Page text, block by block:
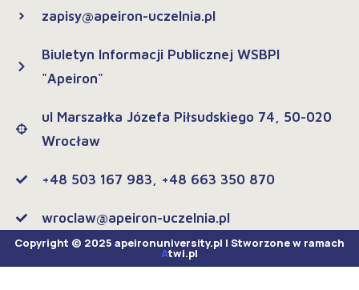
zapisy@apeiron-uczelnia.pl
Biuletyn Informacji Publicznej WSBPI
"Apeiron"
ul Marszałka Józefa Piłsudskiego 74, 50-020
Wrocław
+48 503 167 983, +48 663 350 870
wroclaw@apeiron-uczelnia.pl
Copyright © 2025 apeironuniversity.pl | Stworzone w ramach
Atwi.pl